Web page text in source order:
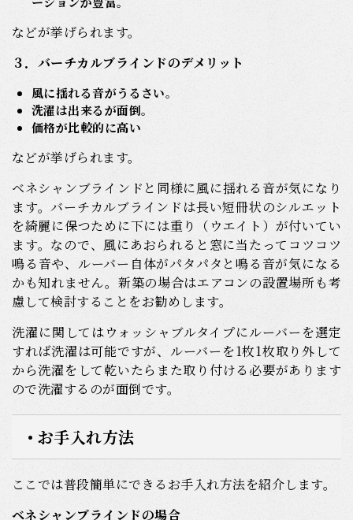
などが挙げられます。
３．バーチカルブラインドのデメリット
風に揺れる音がうるさい。
洗濯は出来るが面倒。
価格が比較的に高い
などが挙げられます。
ベネシャンブラインドと同様に風に揺れる音が気になり
ます。バーチカルブラインドは長い短冊状のシルエット
を綺麗に保つために下には重り（ウエイト）が付いてい
ます。なので、風にあおられると窓に当たってコツコツ
鳴る音や、ルーバー自体がパタパタと鳴る音が気になる
かも知れません。新築の場合はエアコンの設置場所も考
慮して検討することをお勧めします。
洗濯に関してはウォッシャブルタイプにルーバーを選定
すれば洗濯は可能ですが、ルーバーを1枚1枚取り外して
から洗濯をして乾いたらまた取り付ける必要があります
ので洗濯するのが面倒です。
• お手入れ方法
ここでは普段簡単にできるお手入れ方法を紹介します。
ベネシャンブラインドの場合